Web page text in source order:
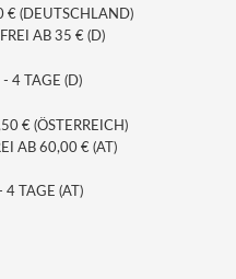
€ (DEUTSCHLAND)
AB 35 € (D)
- 4 TAGE (D)
€ (ÖSTERREICH)
AB 60,00 € (AT)
4 TAGE (AT)